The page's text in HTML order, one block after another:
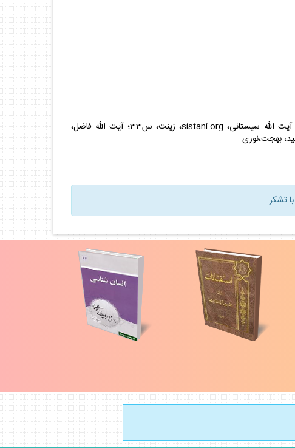
آيت اللّه مكارم، استفتاءات، ج‏1، س‏811؛ آيت اللّه تبريزى، استفتاءات، س‏2193؛ امامخمينى، استفتاءات، ج‏1، (لباس نمازگزار)، س‏50؛ آيت اللّه سيستانى، sistani.org، زينت، س‏33؛ آيت اللّه فاضل،
تشكر